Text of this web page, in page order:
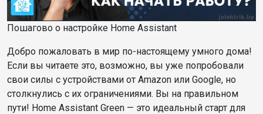
Пошагово о настройке Home Assistant
Добро пожаловать в мир по-настоящему умного дома!
Если вы читаете это, возможно, вы уже попробовали
свои силы с устройствами от Amazon или Google, но
столкнулись с их ограничениями. Вы на правильном
пути! Home Assistant Green — это идеальный старт для